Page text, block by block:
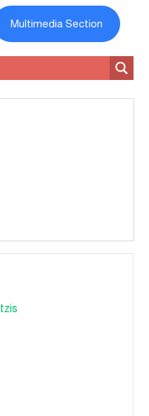
Multimedia Section